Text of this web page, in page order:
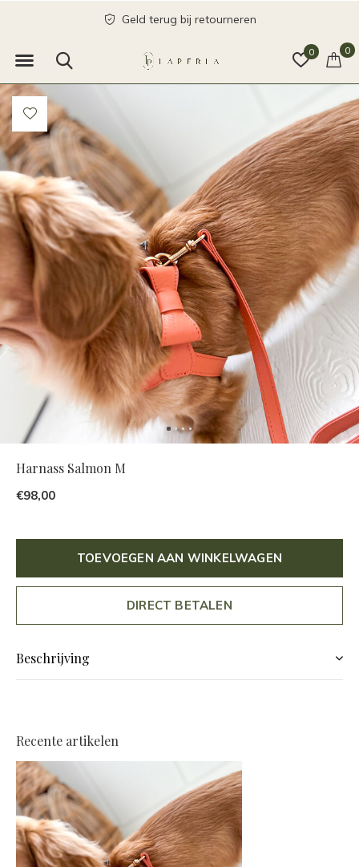
0 0
Geld terug bij retourneren
Harnass Salmon M
€98,00
TOEVOEGEN AAN WINKELWAGEN
DIRECT BETALEN
Beschrijving
Recente artikelen